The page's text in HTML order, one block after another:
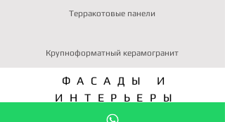
Терракотовые панели
Крупноформатный керамогранит
ФАСАДЫ И
ИНТЕРЬЕРЫ
облицовочные